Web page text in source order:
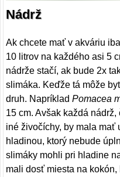
Nádrž
Ak chcete mať v akváriu
10 litrov na každého asi 5
nádrže stačí, ak bude 2x
slimáka. Keďže tá môže
druh. NapríkladPomacea
15 cm. Avšak každá
iné živočíchy, by mala mať
hladinou, ktorý nebude
slimáky mohli pri hladine
mali dosť miesta na